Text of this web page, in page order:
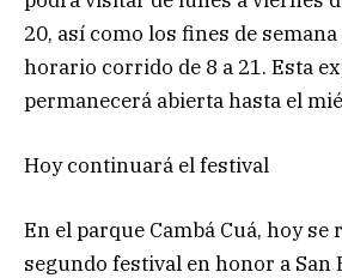
20, así como los fines de
horario corrido de 8 a 21. Esta
permanecerá abierta hasta el
Hoy continuará el festival
En el parque Cambá Cuá, hoy se
segundo festival en honor a San